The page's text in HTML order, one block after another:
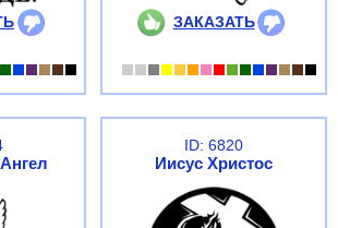
ЗАКАЗАТЬ
ID: 6820
Иисус Христос